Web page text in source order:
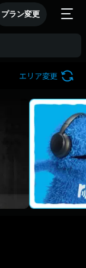
プラン変更
エリア変更